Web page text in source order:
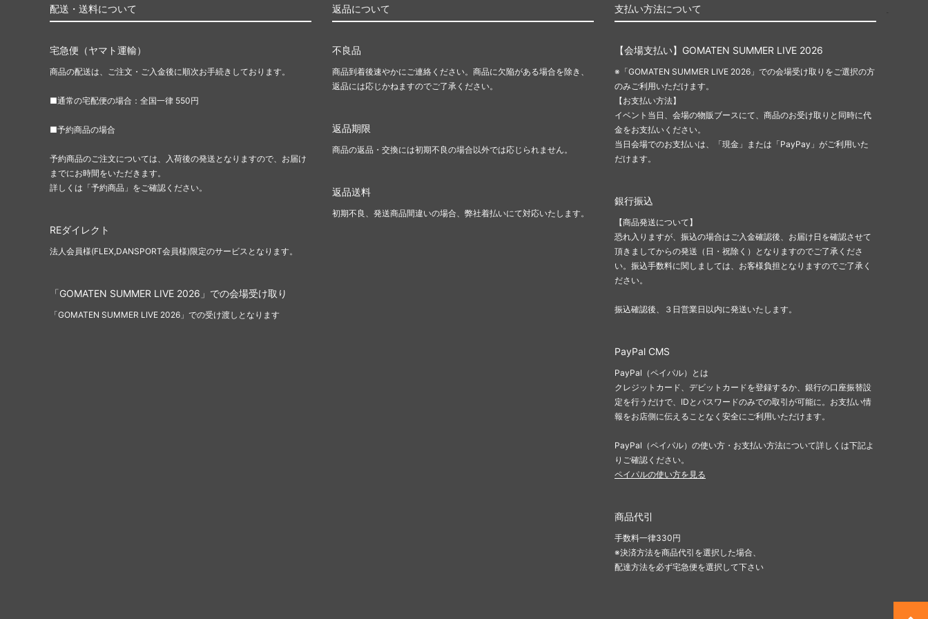
配送・送料について
宅急便（ヤマト運輸）
商品の配送は、ご注文・ご入金後に順次お手続きしております。
■通常の宅配便の場合：全国一律 550円
■予約商品の場合
予約商品のご注文については、入荷後の発送となりますので、お届け
までにお時間をいただきます。
詳しくは「予約商品」をご確認ください。
REダイレクト
法人会員様(FLEX,DANSPORT会員様)限定のサービスとなります。
「GOMATEN SUMMER LIVE 2026」での会場受け取り
「GOMATEN SUMMER LIVE 2026」での受け渡しとなります
返品について
不良品
商品到着後速やかにご連絡ください。商品に欠陥がある場合を除き、
返品には応じかねますのでご了承ください。
返品期限
商品の返品・交換には初期不良の場合以外では応じられません。
返品送料
初期不良、発送商品間違いの場合、弊社着払いにて対応いたします。
支払い方法について
【会場支払い】GOMATEN SUMMER LIVE 2026
※「GOMATEN SUMMER LIVE 2026」での会場受け取りをご選択の方
のみご利用いただけます。
【お支払い方法】
イベント当日、会場の物販ブースにて、商品のお受け取りと同時に代
金をお支払いください。
当日会場でのお支払いは、「現金」または「PayPay」がご利用いた
だけます。
銀行振込
【商品発送について】
恐れ入りますが、振込の場合はご入金確認後、お届け日を確認させて
頂きましてからの発送（日・祝除く）となりますのでご了承くださ
い。振込手数料に関しましては、お客様負担となりますのでご了承く
ださい。
振込確認後、３日営業日以内に発送いたします。
PayPal CMS
PayPal（ペイパル）とは
クレジットカード、デビットカードを登録するか、銀行の口座振替設
定を行うだけで、IDとパスワードのみでの取引が可能に。お支払い情
報をお店側に伝えることなく安全にご利用いただけます。
PayPal（ペイパル）の使い方・お支払い方法について詳しくは下記よ
りご確認ください。
ペイパルの使い方を見る
商品代引
手数料一律330円
※決済方法を商品代引を選択した場合、
配達方法を必ず宅急便を選択して下さい